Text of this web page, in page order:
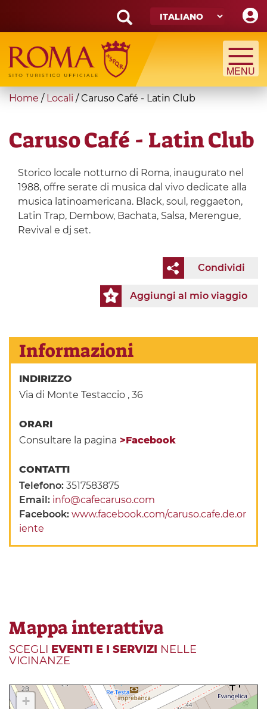
main
content
Search
form
Cerca
You
here
Home / Locali /Caruso Café - Latin Club
Caruso Café - Latin Club
Storico locale notturno di Roma, inaugurato nel
1988, offre serate di musica dal vivo dedicate alla
musica latinoamericana. Black, soul, reggaeton,
Latin Trap, Dembow, Bachata, Salsa, Merengue,
Revival e dj set.
Condividi
Aggiungi al mio viaggio
Informazioni
INDIRIZZO
Via di Monte Testaccio , 36
ORARI
Consultare la pagina >Facebook
CONTATTI
Telefono:3517583875
Email: info@cafecaruso.com
Facebook:www.facebook.com/caruso.cafe.de.or
iente
Mappa interattiva
SCEGLI EVENTI E I SERVIZI NELLE
VICINANZE
+